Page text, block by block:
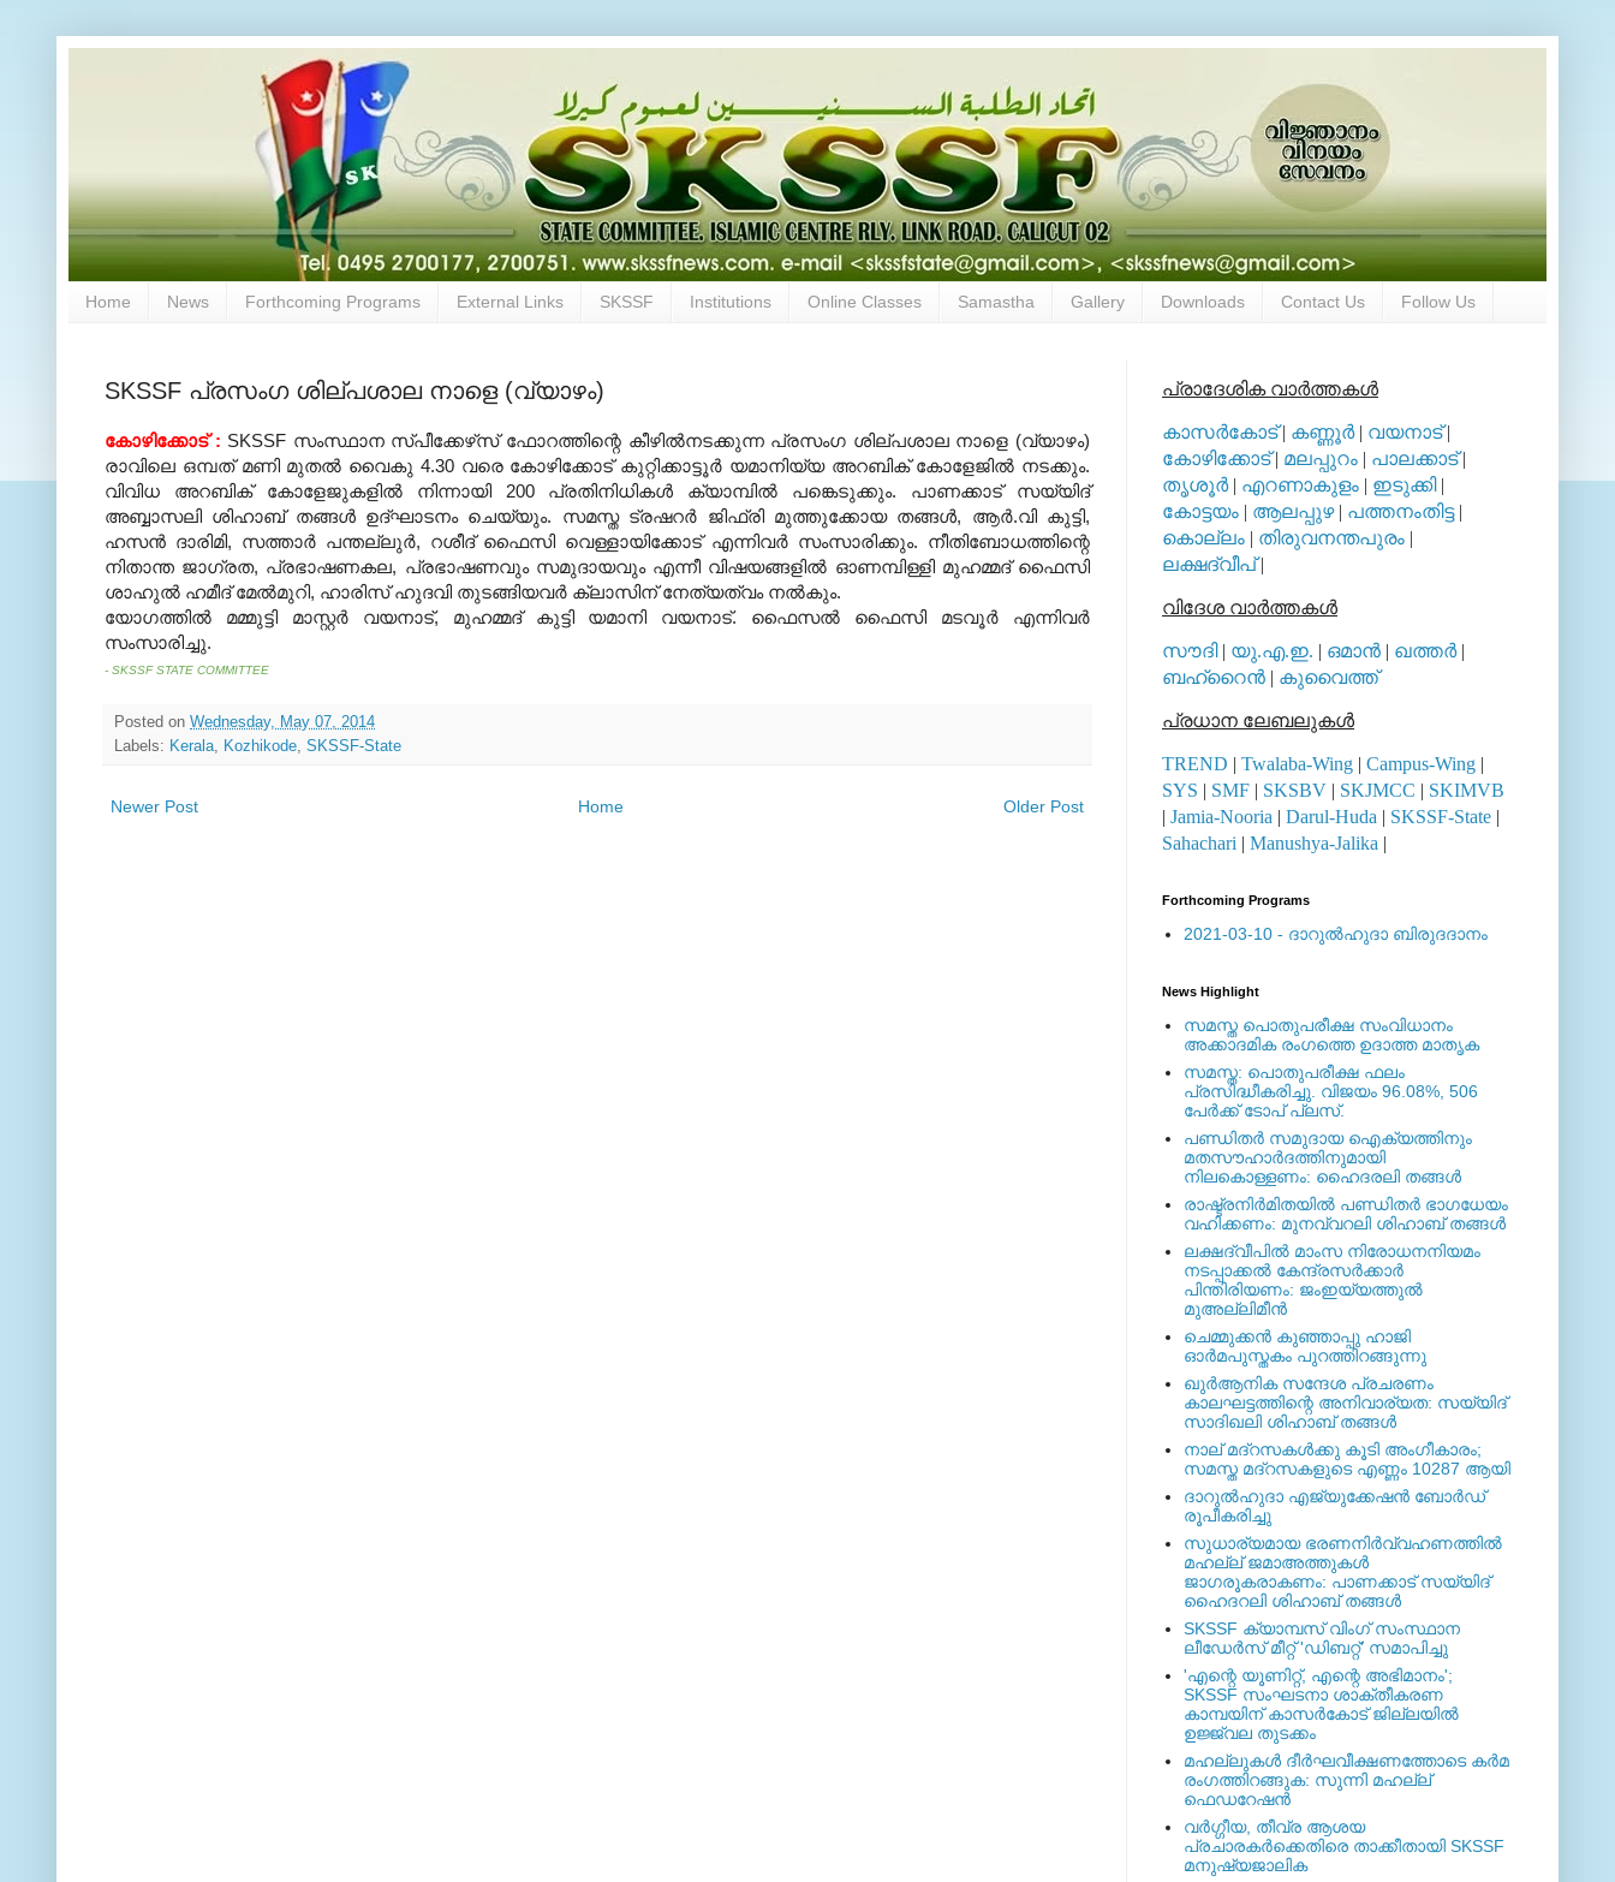
Home News Forthcoming Programs External Links SKSSF Institutions Online Classes Samastha Gallery Downloads Contact Us Follow Us
SKSSF പ്രസംഗ ശില്പശാല നാളെ (വ്യാഴം)
കോഴിക്കോട് : SKSSF സംസ്ഥാന സ്പീക്കേഴ്‌സ് ഫോറത്തിന്റെ കീഴില്‍നടക്കുന്ന പ്രസംഗ ശില്പശാല നാളെ (വ്യാഴം)
രാവിലെ ഒമ്പത് മണി മുതല്‍ വൈകു 4.30 വരെ കോഴിക്കോട് കുറ്റിക്കാട്ടൂര്‍ യമാനിയ്യ അറബിക് കോളേജില്‍ നടക്കും.
വിവിധ അറബിക് കോളേജുകളില്‍ നിന്നായി 200 പ്രതിനിധികള്‍ ക്യാമ്പില്‍ പങ്കെടുക്കും. പാണക്കാട് സയ്യിദ്
അബ്ബാസലി ശിഹാബ് തങ്ങള്‍ ഉദ്ഘാടനം ചെയ്യും. സമസ്ത ട്രഷറര്‍ ജിഫ്രി മുത്തുക്കോയ തങ്ങള്‍, ആര്‍.വി കുട്ടി,
ഹസന്‍ ദാരിമി, സത്താര്‍ പന്തല്ലുര്‍, റശീദ് ഫൈസി വെള്ളായിക്കോട് എന്നിവര്‍ സംസാരിക്കും. നീതിബോധത്തിന്റെ
നിതാന്ത ജാഗ്രത, പ്രഭാഷണകല, പ്രഭാഷണവും സമുദായവും എന്നീ വിഷയങ്ങളില്‍ ഓണമ്പിള്ളി മുഹമ്മദ് ഫൈസി
ശാഹുല്‍ ഹമീദ് മേല്‍മുറി, ഹാരിസ് ഹുദവി തുടങ്ങിയവര്‍ ക്ലാസിന് നേത്യത്വം നല്‍കും.
യോഗത്തില്‍ മമ്മുട്ടി മാസ്റ്റര്‍ വയനാട്, മുഹമ്മദ് കുട്ടി യമാനി വയനാട്. ഫൈസല്‍ ഫൈസി മടവൂര്‍ എന്നിവര്‍
സംസാരിച്ചു.
- SKSSF STATE COMMITTEE
Posted on Wednesday, May 07, 2014
Labels: Kerala Kozhikode SKSSF-State
Newer Post Older Post
Home
പ്രാദേശിക വാര്‍ത്തകള്‍
കാസര്‍കോട്| കണ്ണൂര്‍| വയനാട്|
കോഴിക്കോട്| മലപ്പുറം | പാലക്കാട്|
തൃശൂര്‍| എറണാകുളം | ഇടുക്കി|
കോട്ടയം | ആലപ്പുഴ| പത്തനംതിട്ട|
കൊല്ലം | തിരുവനന്തപുരം |
ലക്ഷദ്വീപ്|
വിദേശ വാര്‍ത്തകള്‍
സൗദി| യു.എ.ഇ. | ഒമാന്‍ | ഖത്തര്‍|
ബഹ്റൈന്‍ | കുവൈത്ത്
പ്രധാന ലേബലുകള്‍
TREND | Twalaba-Wing | Campus-Wing |
SYS | SMF | SKSBV | SKJMCC | SKIMVB
| Jamia-Nooria | Darul-Huda | SKSSF-State |
Sahachari | Manushya-Jalika |
Forthcoming Programs
2021-03-10 - ദാറുല്‍ഹുദാ ബിരുദദാനം
News Highlight
സമസ്ത പൊതുപരീക്ഷ സംവിധാനം
അക്കാദമിക രംഗത്തെ ഉദാത്ത മാതൃക
സമസ്ത: പൊതുപരീക്ഷ ഫലം
പ്രസിദ്ധീകരിച്ചു. വിജയം 96.08%, 506
പേര്‍ക്ക് ടോപ് പ്ലസ്.
പണ്ഡിതര്‍ സമുദായ ഐക്യത്തിനും
മതസൗഹാര്‍ദത്തിനുമായി
നിലകൊള്ളണം: ഹൈദരലി തങ്ങള്‍
രാഷ്ട്രനിര്‍മിതയില്‍ പണ്ഡിതര്‍ ഭാഗധേയം
വഹിക്കണം: മുനവ്വറലി ശിഹാബ് തങ്ങള്‍
ലക്ഷദ്വീപില്‍ മാംസ നിരോധനനിയമം
നടപ്പാക്കല്‍ കേന്ദ്രസര്‍ക്കാര്‍
പിന്തിരിയണം: ജംഇയ്യത്തുല്‍
മുഅല്ലിമീന്‍
ചെമ്മുക്കന്‍ കുഞ്ഞാപ്പു ഹാജി
ഓര്‍മപുസ്തകം പുറത്തിറങ്ങുന്നു
ഖുര്‍ആനിക സന്ദേശ പ്രചരണം
കാലഘട്ടത്തിന്റെ അനിവാര്യത: സയ്യിദ്
സാദിഖലി ശിഹാബ് തങ്ങള്‍
നാല് മദ്‌റസകള്‍ക്കു കൂടി അംഗീകാരം;
സമസ്ത മദ്‌റസകളുടെ എണ്ണം 10287 ആയി
ദാറുല്‍ഹുദാ എജ്യുക്കേഷന്‍ ബോര്‍ഡ്
രൂപീകരിച്ചു
സുധാര്യമായ ഭരണനിര്‍വ്വഹണത്തില്‍
മഹല്ല് ജമാഅത്തുകള്‍
ജാഗരൂകരാകണം: പാണക്കാട് സയ്യിദ്
ഹൈദറലി ശിഹാബ് തങ്ങള്‍
SKSSF ക്യാമ്പസ് വിംഗ് സംസ്ഥാന
ലീഡേർസ് മീറ്റ് 'ഡിബറ്റ്' സമാപിച്ചു
'എന്റെ യൂണിറ്റ്, എന്റെ അഭിമാനം';
SKSSF സംഘടനാ ശാക്തീകരണ
കാമ്പയിന് കാസര്‍കോട് ജില്ലയില്‍
ഉജ്ജ്വല തുടക്കം
മഹല്ലുകള്‍ ദീര്‍ഘവീക്ഷണത്തോടെ കര്‍മ
രംഗത്തിറങ്ങുക: സുന്നി മഹല്ല്
ഫെഡറേഷന്‍
വര്‍ഗ്ഗീയ, തീവ്ര ആശയ
പ്രചാരകര്‍ക്കെതിരെ താക്കീതായി SKSSF
മനുഷ്യജാലിക